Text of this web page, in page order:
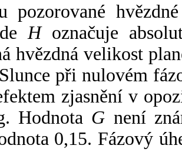
pozorované
Hoznačuje
hvězdná velikost
při nulovém
zjasnění v
Hodnota G není
0,15. Fázový